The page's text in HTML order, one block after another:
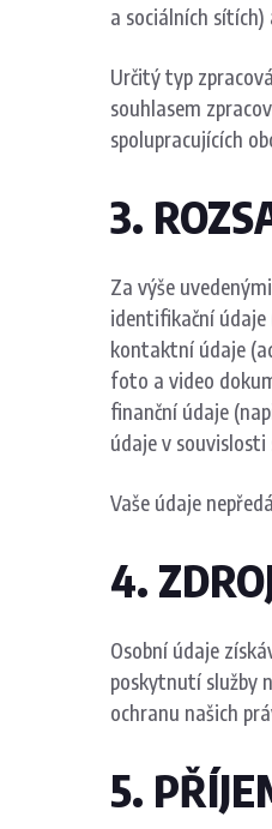
a sociálních
Určitý typ
souhlasem
spolupracujících
3.
Za výše
identifikační údaje
kontaktní údaje
foto a video
finanční údaje
údaje v souvislosti
Vaše údaje
4.
Osobní údaje
poskytnutí služby
ochranu našich
5.